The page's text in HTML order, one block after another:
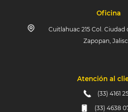
Oficina
Cuitlahuac 215 Col. Ciudad
Zapopan,
Atención al
(33) 4161
(33) 4638